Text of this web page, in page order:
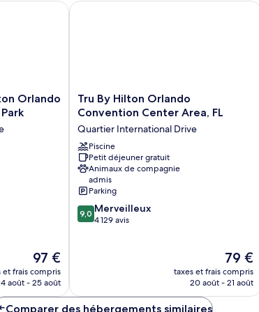
Center
Orlando
Le
nouveau
prix
de
97 €
et frais compris
août - 25 août
International Dr ICON Park
Tru
By
Orlando
Convention
Center
Area,
FL
Quartier
International
Drive
Tru By Hilton Orlando
Convention Center Area, FL
Quartier International Drive
Piscine
Petit déjeuner gratuit
Animaux de compagnie
admis
Parking
9.0
sur
9,0 Merveilleux
4 129 avis
Le
nouveau
prix
79 €
taxes et frais compris
20 août - 21 août
Tru By Hilton Orlando Convention
Comparer des hébergements similaires